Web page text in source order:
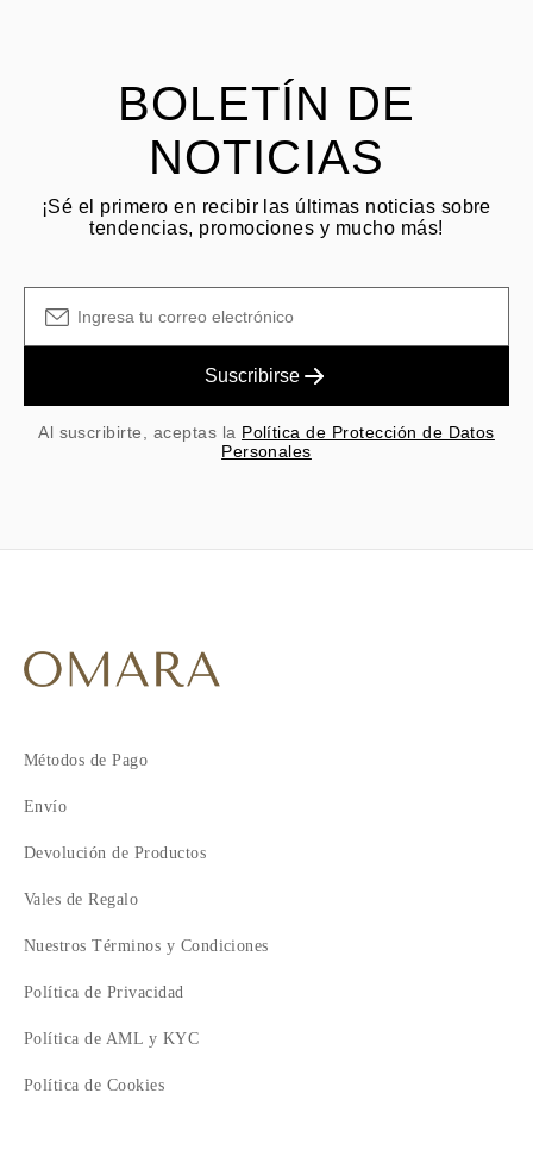
BOLETÍN DE
NOTICIAS
¡Sé el primero en recibir las últimas noticias sobre
tendencias, promociones y mucho más!
Suscribirse
Al suscribirte, aceptas la Política de Protección de Datos
Personales
Métodos de Pago
Envío
Devolución de Productos
Vales de Regalo
Nuestros Términos y Condiciones
Política de Privacidad
Política de AML y KYC
Política de Cookies